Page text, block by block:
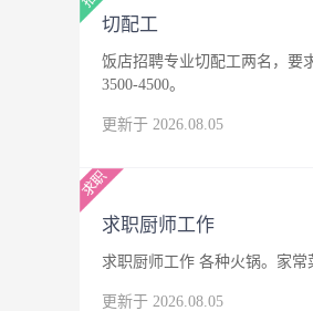
切配工
饭店招聘专业切配工两名，要
3500-4500。
更新于 2026.08.05
求职厨师工作
求职厨师工作 各种火锅。家常
更新于 2026.08.05